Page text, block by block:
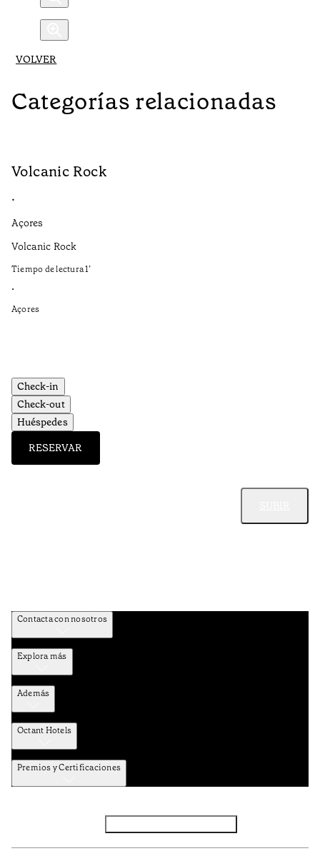
VOLVER
Categorías relacionadas
Volcanic Rock
•
Açores
Volcanic Rock
Tiempo de lectura1’
•
Açores
Check-in
Check-out
Huéspedes
RESERVAR
Contacta con nosotros
Explora más
Además
Octant Hotels
Premios y Certificaciones